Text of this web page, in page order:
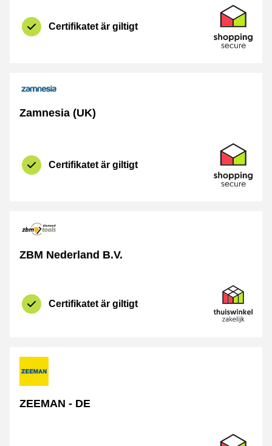
Certifikatet är giltigt
Certifikat
Shopping
Zamnesia (UK)
Certifikatet är giltigt
Certifikat
Shopping
ZBM Nederland B.V.
Certifikatet är giltigt
Certifikat
Thuiswinkel
ZEEMAN - DE
Certifikat
Shopping